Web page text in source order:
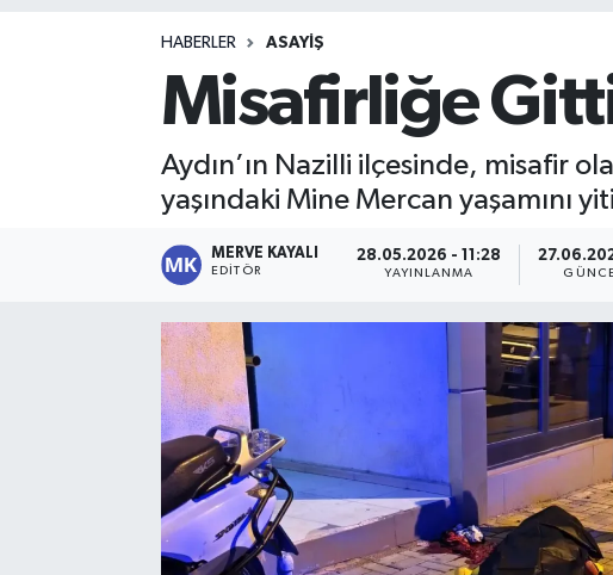
HABERLER ASAYIŞ
Misafirliğe
Aydın’ın Nazilli ilçesinde, misafir
yaşındaki Mine Mercan yaşamını
MERVE KAYALI
EDITÖR
28.05.2026 - 11:28
YAYINLANMA